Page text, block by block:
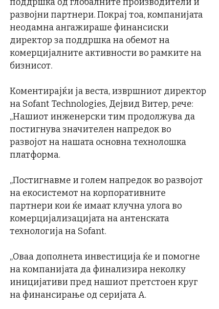
развојни партнери. Покрај тоа, компанијата
неодамна ангажираше финансиски
директор за поддршка на обемот на
комерцијалните активности во рамките на
бизнисот.
Коментирајќи ја веста, извршниот директор
на Sofant Technologies, Дејвид Витер, рече:
„Нашиот инженерски тим продолжува да
постигнува значителен напредок во
развојот на нашата основна технолошка
платформа.
„Постигнавме и голем напредок во развојот
на екосистемот на корпоративните
партнери кои ќе имаат клучна улога во
комерцијализацијата на антенската
технологија на Sofant.
„Оваа дополнета инвестиција ќе и помогне
на компанијата да финализира неколку
иницијативи пред нашиот претстоен круг
на финансирање од серијата А.